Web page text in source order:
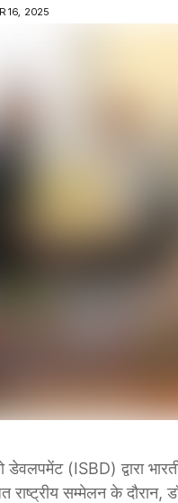
16, 2025
डेवलपमेंट (ISBD) द्वारा
सम्मेलन के दौरान,